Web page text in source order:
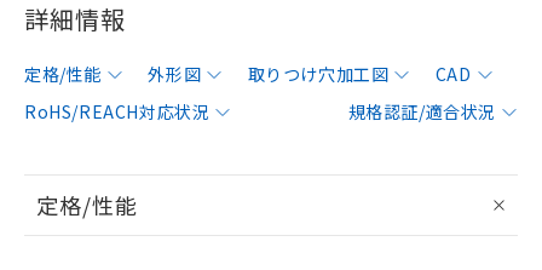
詳細情報
定格/性能 外形図 取りつけ穴加工図
CAD
RoHS/REACH対応状況
規格認証/適合状況
定格/性能